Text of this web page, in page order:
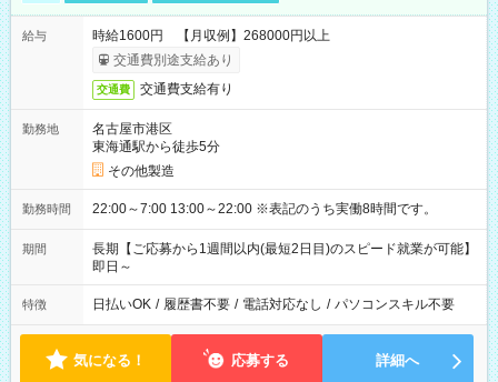
給与
時給1600円 【月収例】268000円以上
交通費別途支給あり
交通費 交通費支給有り
勤務地
名古屋市港区
東海通駅から徒歩5分
その他製造
勤務時間 22:00～7:00 13:00～22:00 ※表記のうち実働8時間です。
期間
長期【ご応募から1週間以内(最短2日目)のスピード就業が可能】
即日～
特徴 日払いOK / 履歴書不要 / 電話対応なし / パソコンスキル不要
気になる！ 応募する 詳細へ